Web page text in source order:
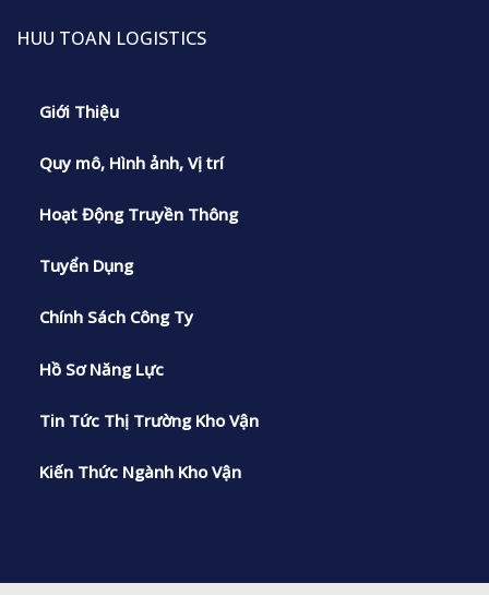
HUU TOAN LOGISTICS
Giới Thiệu
Quy mô, Hình ảnh, Vị trí
Hoạt Động Truyền Thông
Tuyển Dụng
Chính Sách Công Ty
Hồ Sơ Năng Lực
Tin Tức Thị Trường Kho Vận
Kiến Thức Ngành Kho Vận